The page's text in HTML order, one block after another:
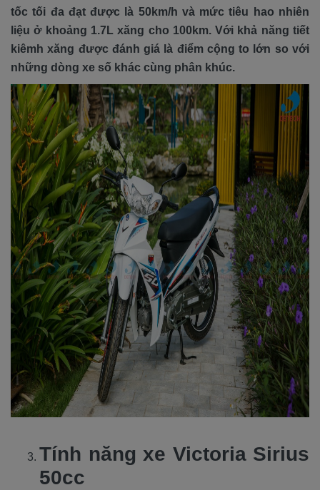
tốc tối đa đạt được là 50km/h và mức tiêu hao nhiên
liệu ở khoảng 1.7L xăng cho 100km. Với khả năng tiết
kiêmh xăng được đánh giá là điểm cộng to lớn so với
những dòng xe số khác cùng phân khúc.
Tính năng xe Victoria Sirius
50cc